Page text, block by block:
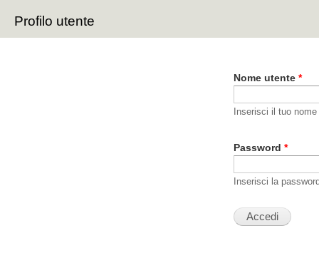
Profilo utente
Schede primarie
Nome utente *
Inserisci il tuo
Password *
Inserisci la